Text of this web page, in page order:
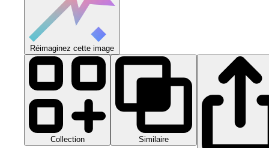
Réimaginez cette image
Collection Similaire